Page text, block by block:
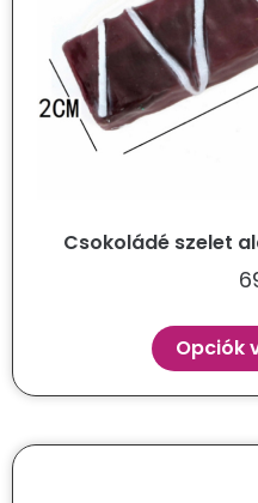
Csokoládé szelet
Opciók